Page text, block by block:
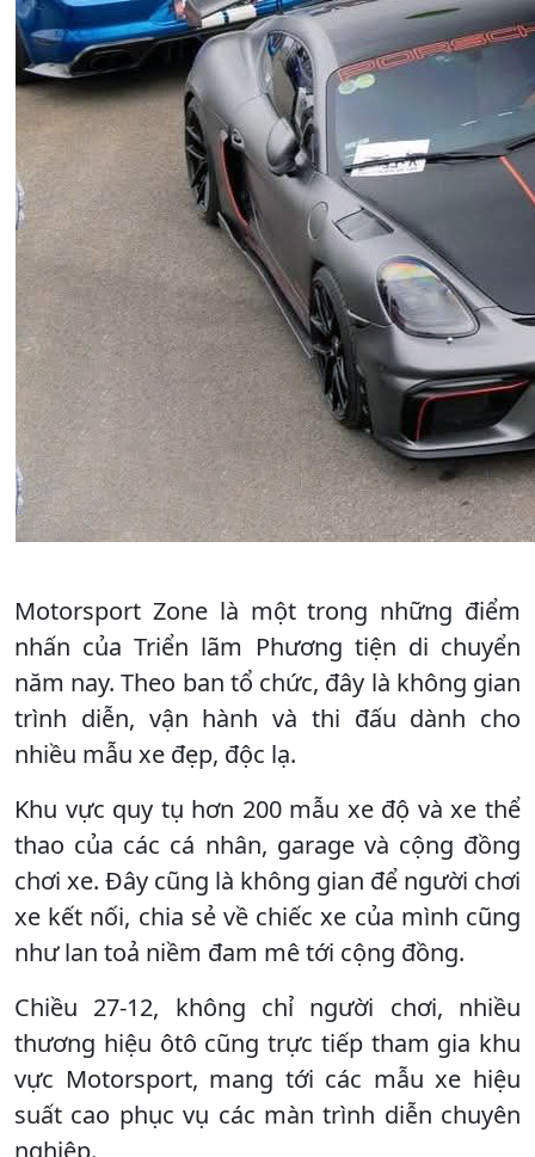
Motorsport Zone là một trong những điểm
nhấn của Triển lãm Phương tiện di chuyển
năm nay. Theo ban tổ chức, đây là không gian
trình diễn, vận hành và thi đấu dành cho
nhiều mẫu xe đẹp, độc lạ.
Khu vực quy tụ hơn 200 mẫu xe độ và xe thể
thao của các cá nhân, garage và cộng đồng
chơi xe. Đây cũng là không gian để người chơi
xe kết nối, chia sẻ về chiếc xe của mình cũng
như lan toả niềm đam mê tới cộng đồng.
Chiều 27-12, không chỉ người chơi, nhiều
thương hiệu ôtô cũng trực tiếp tham gia khu
vực Motorsport, mang tới các mẫu xe hiệu
suất cao phục vụ các màn trình diễn chuyên
nghiệp.